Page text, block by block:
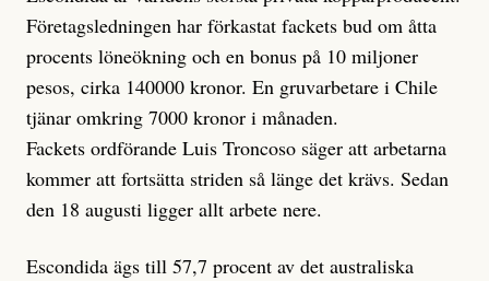
Företagsledningen har förkastat fackets bud om åtta
procents löneökning och en bonus på 10 miljoner
pesos, cirka 140000 kronor. En gruvarbetare i Chile
tjänar omkring 7000 kronor i månaden.
Fackets ordförande Luis Troncoso säger att arbetarna
kommer att fortsätta striden så länge det krävs. Sedan
den 18 augusti ligger allt arbete nere.
Escondida ägs till 57,7 procent av det australiska